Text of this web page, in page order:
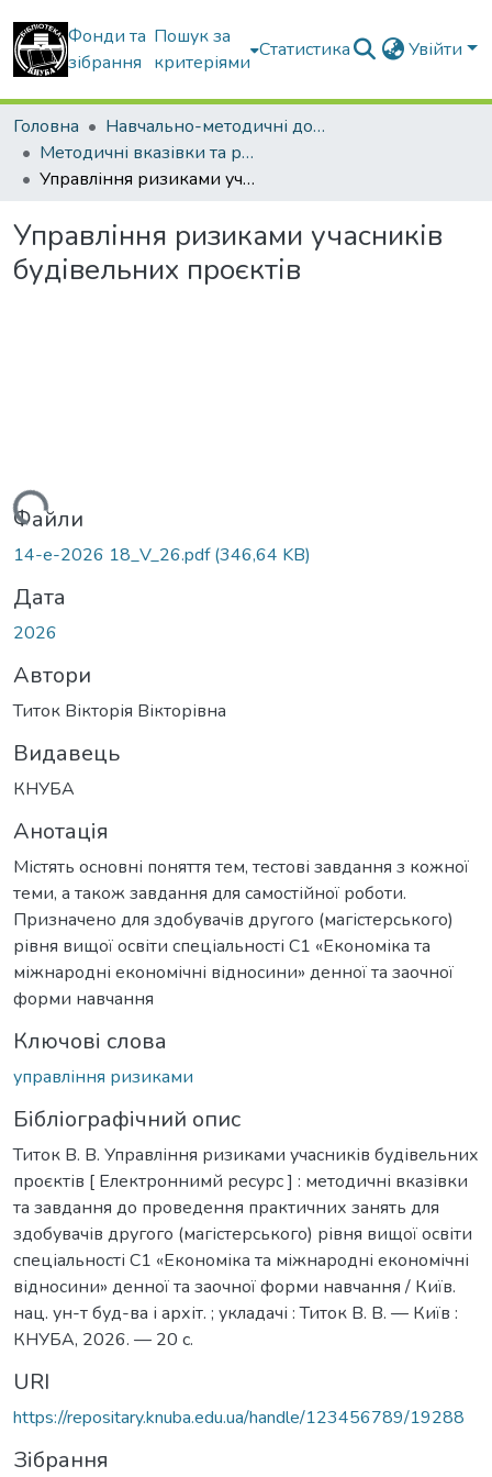
Фонди та
зібрання
Пошук за
критеріями
Статистика Увійти
Головна
Навчально-методичні документи
Методичні вказівки та рекомендації
Управління ризиками учасників будівельних проєктів
Управління ризиками учасників
будівельних проєктів
Вантажиться...
Файли
14-е-2026 18_V_26.pdf(346,64 KB)
Дата
2026
Автори
Титок Вікторія Вікторівна
Видавець
КНУБА
Анотація
Містять основні поняття тем, тестові завдання з кожної
теми, а також завдання для самостійної роботи.
Призначено для здобувачів другого (магістерського)
рівня вищої освіти спеціальності С1 «Економіка та
міжнародні економічні відносини» денної та заочної
форми навчання
Ключові слова
управління ризиками
Бібліографічний опис
Титок В. В. Управління ризиками учасників будівельних
проєктів [ Електроннимй ресурс ] : методичні вказівки
та завдання до проведення практичних занять для
здобувачів другого (магістерського) рівня вищої освіти
спеціальності С1 «Економіка та міжнародні економічні
відносини» денної та заочної форми навчання / Київ.
нац. ун-т буд-ва і архіт. ; укладачі : Титок В. В. — Київ :
КНУБА, 2026. — 20 с.
URI
https://repositary.knuba.edu.ua/handle/123456789/19288
Зібрання